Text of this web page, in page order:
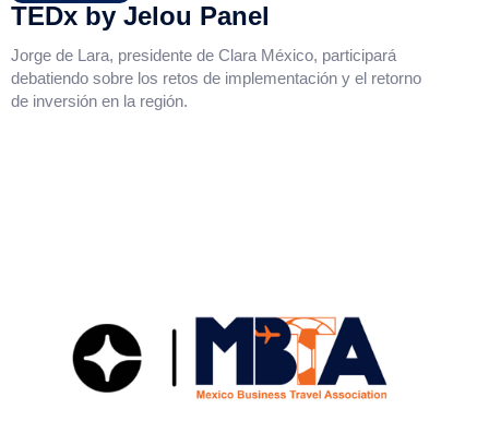
TEDx by Jelou Panel
Jorge de Lara, presidente de Clara México, participará
debatiendo sobre los retos de implementación y el retorno
de inversión en la región.